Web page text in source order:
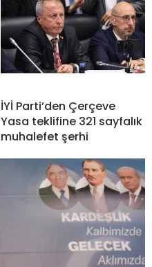
İYİ Parti’den Çerçeve
Yasa teklifine 321 sayfalık
muhalefet şerhi